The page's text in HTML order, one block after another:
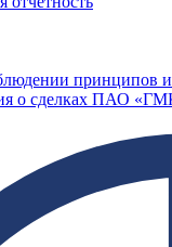
принципов
о сделках ПАО